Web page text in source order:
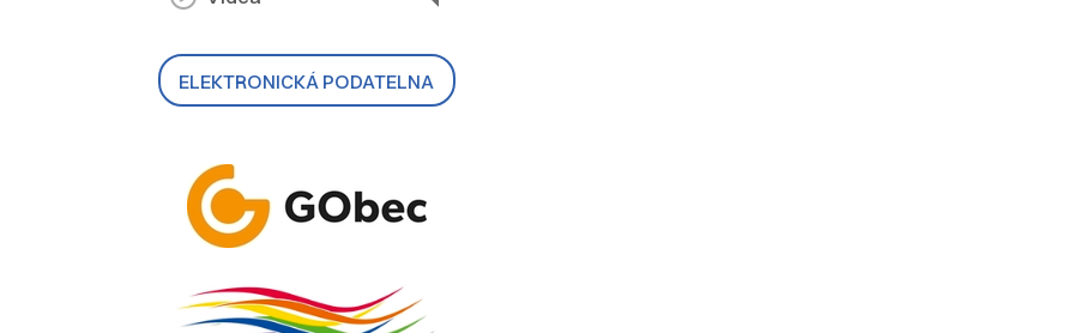
ELEKTRONICKÁ PODATELNA